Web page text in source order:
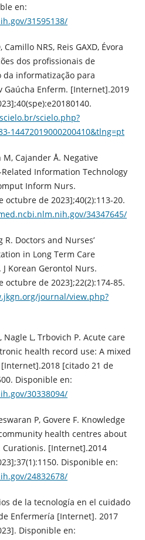
en:
31595138/
NRS, Reis GAXD, Évora
dos profissionais de
da informatização para
Gaúcha Enferm. [Internet].2019
scielo.php?
14472019000200410&tlng=pt
M, Cajander Å. Negative
Information Technology
Inform Nurs.
de 2023];40(2):113-20.
34347645/
R. Doctors and Nurses’
in Long Term Care
Korean Gerontol Nurs.
de 2023];22(2):174-85.
journal/view.php?
L, Trbovich P. Acute care
health record use: A mixed
[citado 21 de
Disponible en:
30338094/
P, Govere F. Knowledge
health centres about
[Internet].2014
Disponible en:
24832678/
de la tecnología en el cuidado
Enfermería [Internet]. 2017
Disponible en: